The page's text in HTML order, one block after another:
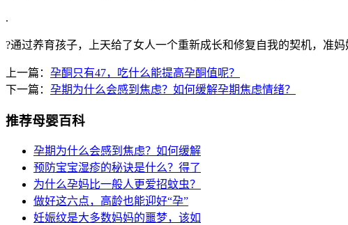
.
?通过养育孩子，上天给了女人一个重新成长和修复自我的契机，准
上一篇： 孕酮只有47，吃什么能提高孕酮值呢？
下一篇： 孕期为什么会感到焦虑？如何缓解孕期焦虑情绪？
推荐母婴百科
孕期为什么会感到焦虑？如何缓解
预防宝宝湿疹的秘诀是什么？得了
为什么孕妈比一般人更爱招蚊虫？
做好这六点，高龄也能迎好“孕”
妊娠纹是大多数妈妈的噩梦，该如